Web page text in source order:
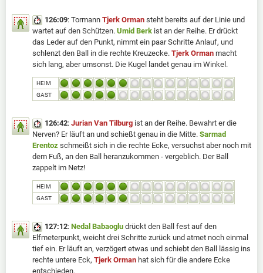
126:09: Tormann Tjerk Orman steht bereits auf der Linie und
wartet auf den Schützen. Umid Berk ist an der Reihe. Er drückt
das Leder auf den Punkt, nimmt ein paar Schritte Anlauf, und
schlenzt den Ball in die rechte Kreuzecke. Tjerk Orman macht
sich lang, aber umsonst. Die Kugel landet genau im Winkel.
HEIM
GAST
126:42: Jurian Van Tilburg ist an der Reihe. Bewahrt er die
Nerven? Er läuft an und schießt genau in die Mitte. Sarmad
Erentoz schmeißt sich in die rechte Ecke, versuchst aber noch mit
dem Fuß, an den Ball heranzukommen - vergeblich. Der Ball
zappelt im Netz!
HEIM
GAST
127:12: Nedal Babaoglu drückt den Ball fest auf den
Elfmeterpunkt, weicht drei Schritte zurück und atmet noch einmal
tief ein. Er läuft an, verzögert etwas und schiebt den Ball lässig ins
rechte untere Eck, Tjerk Orman hat sich für die andere Ecke
entschieden.